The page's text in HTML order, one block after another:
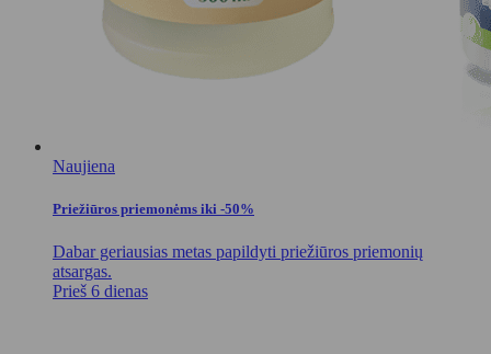
Naujiena
Priežiūros priemonėms iki -50%
Dabar geriausias metas papildyti priežiūros priemonių
atsargas.
Prieš 6 dienas